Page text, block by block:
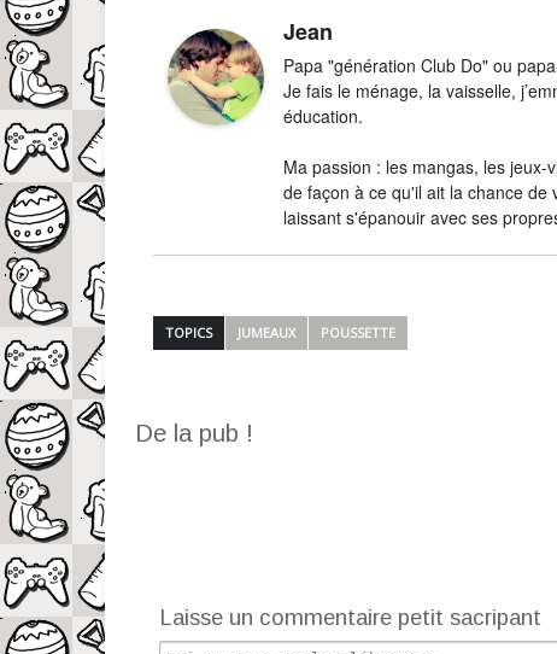
Jean
Papa "génération Club Do" ou
Je fais le ménage, la vaisselle,
éducation.
Ma passion : les mangas, les
de façon à ce qu'il ait la chance
laissant s'épanouir avec ses
TOPICS JUMEAUX POUSSETTE
De la pub !
Laisse un commentaire petit sacripant